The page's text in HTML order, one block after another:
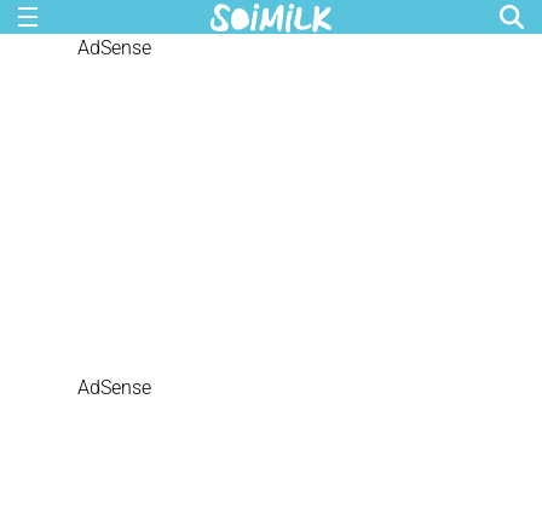
AdSense
AdSense